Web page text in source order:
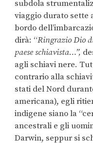
subdola
viaggio durato sette
bordo
dirà: “Ringrazio Dio
paese schiavista…”,
agli schiavi nere.
contrario alla
stati del Nord
americana), egli
indigene siano la
ancestrali e gli
Darwin, seppur si